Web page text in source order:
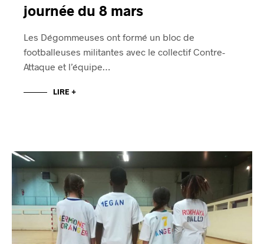
journée du 8 mars
Les Dégommeuses ont formé un bloc de
footballeuses militantes avec le collectif Contre-
Attaque et l’équipe…
LIRE +